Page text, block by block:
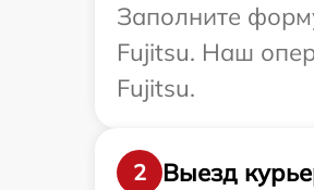
Заполните
Fujitsu. Наш
Fujitsu.
2
Выезд